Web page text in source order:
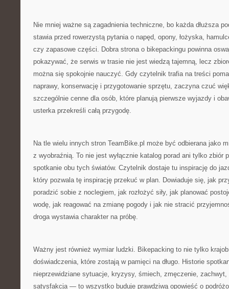
Nie mniej ważne są zagadnienia techniczne, bo każda dłuższa
stawia przed rowerzystą pytania o napęd, opony, łożyska,
czy zapasowe części. Dobra strona o bikepackingu powinna
pokazywać, że serwis w trasie nie jest wiedzą tajemną, lecz
można się spokojnie nauczyć. Gdy czytelnik trafia na treści
naprawy, konserwację i przygotowanie sprzętu, zaczyna czuć
szczególnie cenne dla osób, które planują pierwsze wyjazdy i
usterka przekreśli całą przygodę.
Na tle wielu innych stron TeamBike.pl może być odbierana jako
z wyobraźnią. To nie jest wyłącznie katalog porad ani tylko zbiór
spotkanie obu tych światów. Czytelnik dostaje tu inspirację do
który pozwala tę inspirację przekuć w plan. Dowiaduje się, jak
poradzić sobie z noclegiem, jak rozłożyć siły, jak planować
wodę, jak reagować na zmianę pogody i jak nie stracić
droga wystawia charakter na próbę.
Ważny jest również wymiar ludzki. Bikepacking to nie tylko
doświadczenia, które zostają w pamięci na długo. Historie
nieprzewidziane sytuacje, kryzysy, śmiech, zmęczenie,
satysfakcja — to wszystko buduje prawdziwą opowieść o